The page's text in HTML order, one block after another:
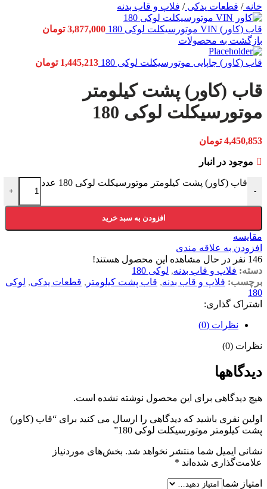
خانه/ قطعات یدکی/ فلاپ و قاب بدنه
قاب (کاور) VIN موتورسیکلت لوکی 180 3,877,000 تومان
بازگشت به محصولات
قاب (کاور) جاپایی موتورسیکلت لوکی 180 1,445,213 تومان
قاب (کاور) پشت کیلومتر
موتورسیکلت لوکی 180
4,450,853 تومان
موجود در انبار
-
قاب (کاور) پشت کیلومتر موتورسیکلت لوکی 180 عدد
+
افزودن به سبد خرید
مقایسه
افزودن به علاقه مندی
146 نفر در حال مشاهده این محصول هستند!
دسته: فلاپ و قاب بدنه, لوکی 180
برچسب: فلاپ و قاب بدنه, قاب پشت کیلومتر , قطعات یدکی, لوکی
180
اشتراک گذاری:
نظرات (0)
نظرات (0)
دیدگاهها
هیچ دیدگاهی برای این محصول نوشته نشده است.
اولین نفری باشید که دیدگاهی را ارسال می کنید برای “قاب (کاور)
پشت کیلومتر موتورسیکلت لوکی 180”
نشانی ایمیل شما منتشر نخواهد شد. بخش‌های موردنیاز
علامت‌گذاری شده‌اند *
امتیاز شما